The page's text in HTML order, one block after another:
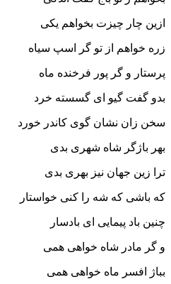
ازین چار چیزت بخواهم یکى‏
زره خواهم از تو گر اسپ سیاه
پرستار و گر پور فرخنده ماه‏
بدو گفت گیو اى گسسته خرد
سخن زان نشان گوى کاندر خورد
بهر باژگر شاه شهرى بدى
ترا زین جهان نیز بهرى بدى‏
که باشى که شه را کنى خواستار
چنین باد پیمایى اى بادسار
و گر مادر شاه خواهى همى
بباژ افسر ماه خواهى همى‏